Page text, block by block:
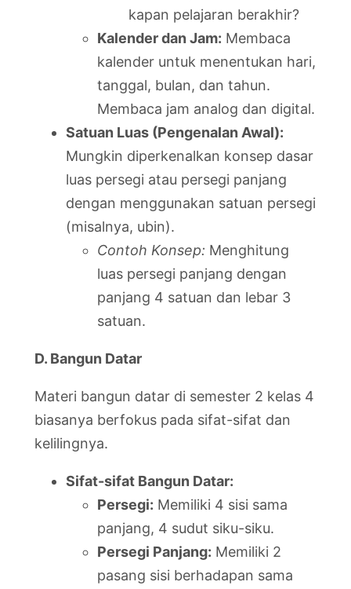
kapan pelajaran berakhir?
Kalender dan Jam: Membaca
kalender untuk menentukan hari,
tanggal, bulan, dan tahun.
Membaca jam analog dan digital.
Satuan Luas (Pengenalan Awal):
Mungkin diperkenalkan konsep dasar
luas persegi atau persegi panjang
dengan menggunakan satuan persegi
(misalnya, ubin).
Contoh Konsep: Menghitung
luas persegi panjang dengan
panjang 4 satuan dan lebar 3
satuan.
D. Bangun Datar
Materi bangun datar di semester 2 kelas 4
biasanya berfokus pada sifat-sifat dan
kelilingnya.
Sifat-sifat Bangun Datar:
Persegi: Memiliki 4 sisi sama
panjang, 4 sudut siku-siku.
Persegi Panjang: Memiliki 2
pasang sisi berhadapan sama